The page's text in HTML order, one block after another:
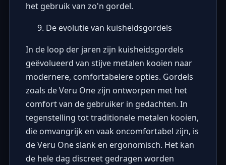
het gebruik van zo'n gordel.
De evolutie van kuisheidsgordels
In de loop der jaren zijn kuisheidsgordels
geëvolueerd van stijve metalen kooien naar
modernere, comfortabelere opties. Gordels
zoals de Veru One zijn ontworpen met het
comfort van de gebruiker in gedachten. In
tegenstelling tot traditionele metalen kooien,
die omvangrijk en vaak oncomfortabel zijn, is
de Veru One slank en ergonomisch. Het kan
de hele dag discreet gedragen worden